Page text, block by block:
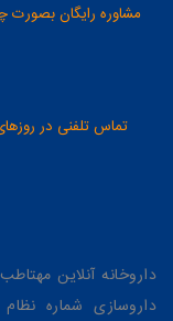
داروخانه آنلاین
داروسازی شماره نظام پزشکی: د-